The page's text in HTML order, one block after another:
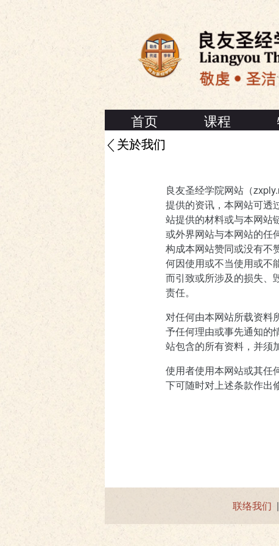
首页 课程
关於我们
良友圣经学院网站（
提供的资讯，本网站可透
站提供的材料或与本网站
或外界网站与本网站的任
构成本网站赞同或没有不
何因使用或不当使用或不
而引致或所涉及的损失、
责任。
对任何由本网站所载资料
予任何理由或事先通知的
站包含的所有资料，并须
使用者使用本网站或其任
下可随时对上述条款作出
联络我们 |